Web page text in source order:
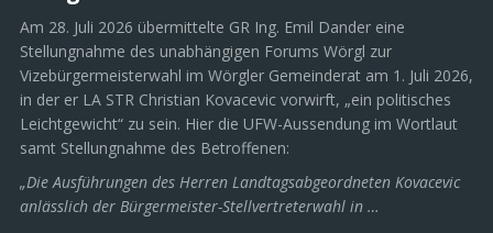
Am 28. Juli 2026 übermittelte GR Ing. Emil Dander eine
Stellungnahme des unabhängigen Forums Wörgl zur
Vizebürgermeisterwahl im Wörgler Gemeinderat am 1. Juli 2026,
in der er LA STR Christian Kovacevic vorwirft, „ein politisches
Leichtgewicht“ zu sein. Hier die UFW-Aussendung im Wortlaut
samt Stellungnahme des Betroffenen:
„Die Ausführungen des Herren Landtagsabgeordneten Kovacevic
anlässlich der Bürgermeister-Stellvertreterwahl in …